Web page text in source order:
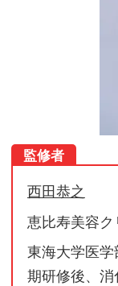
監修者
西田恭之
恵比寿美容
東海大学医
期研修後、